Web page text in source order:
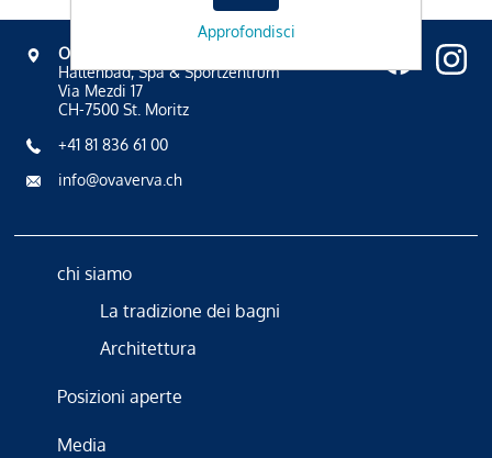
OVAVERVA
Hallenbad, Spa & Sportzentrum
Via Mezdi 17
CH-7500 St. Moritz
+41 81 836 61 00
info@ovaverva.ch
chi siamo
La tradizione dei bagni
Architettura
Posizioni aperte
Media
Approfondisci